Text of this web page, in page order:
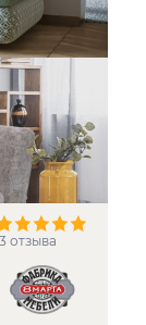
3 отзыва